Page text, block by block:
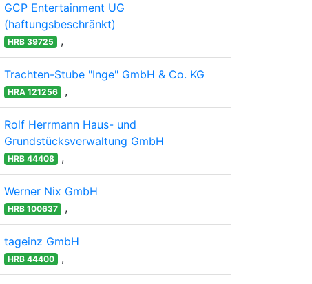
GCP Entertainment UG
(haftungsbeschränkt)
HRB 39725 ,
Trachten-Stube "Inge" GmbH & Co. KG
HRA 121256 ,
Rolf Herrmann Haus- und
Grundstücksverwaltung GmbH
HRB 44408 ,
Werner Nix GmbH
HRB 100637 ,
tageinz GmbH
HRB 44400 ,